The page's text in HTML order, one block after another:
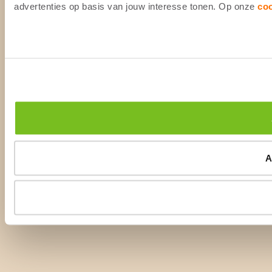
advertenties op basis van jouw interesse tonen. Op onze